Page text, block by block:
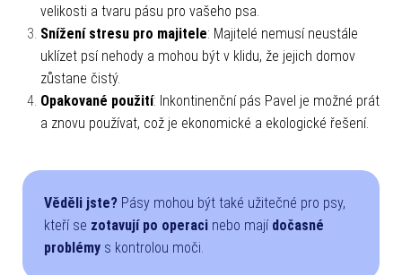
velikosti a tvaru pásu pro vašeho psa.
Snížení stresu pro majitele: Majitelé nemusí neustále
uklízet psí nehody a mohou být v klidu, že jejich domov
zůstane čistý.
Opakované použití: Inkontinenční pás Pavel je možné prát
a znovu používat, což je ekonomické a ekologické řešení.
Věděli jste? Pásy mohou být také užitečné pro psy,
kteří se zotavují po operaci nebo mají dočasné
problémy s kontrolou moči.